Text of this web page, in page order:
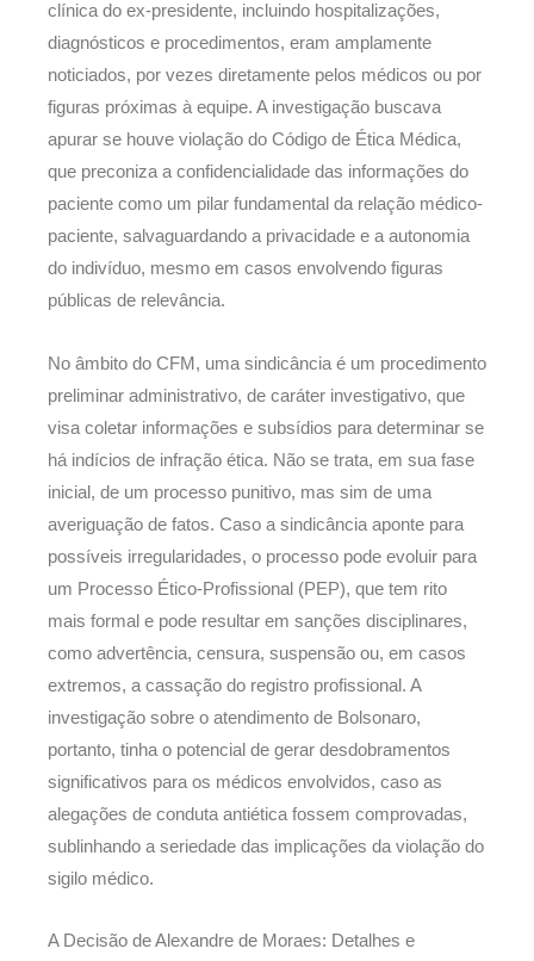
clínica do ex-presidente, incluindo hospitalizações,
diagnósticos e procedimentos, eram amplamente
noticiados, por vezes diretamente pelos médicos ou por
figuras próximas à equipe. A investigação buscava
apurar se houve violação do Código de Ética Médica,
que preconiza a confidencialidade das informações do
paciente como um pilar fundamental da relação médico-
paciente, salvaguardando a privacidade e a autonomia
do indivíduo, mesmo em casos envolvendo figuras
públicas de relevância.
No âmbito do CFM, uma sindicância é um procedimento
preliminar administrativo, de caráter investigativo, que
visa coletar informações e subsídios para determinar se
há indícios de infração ética. Não se trata, em sua fase
inicial, de um processo punitivo, mas sim de uma
averiguação de fatos. Caso a sindicância aponte para
possíveis irregularidades, o processo pode evoluir para
um Processo Ético-Profissional (PEP), que tem rito
mais formal e pode resultar em sanções disciplinares,
como advertência, censura, suspensão ou, em casos
extremos, a cassação do registro profissional. A
investigação sobre o atendimento de Bolsonaro,
portanto, tinha o potencial de gerar desdobramentos
significativos para os médicos envolvidos, caso as
alegações de conduta antiética fossem comprovadas,
sublinhando a seriedade das implicações da violação do
sigilo médico.
A Decisão de Alexandre de Moraes: Detalhes e